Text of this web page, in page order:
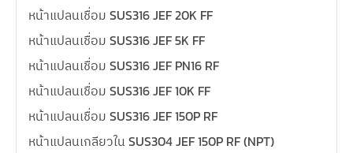
หน้าแปลนเชื่อม SUS316 JEF 20K FF
หน้าแปลนเชื่อม SUS316 JEF 5K FF
หน้าแปลนเชื่อม SUS316 JEF PN16 RF
หน้าแปลนเชื่อม SUS316 JEF 10K FF
หน้าแปลนเชื่อม SUS316 JEF 150P RF
หน้าแปลนเกลียวใน SUS304 JEF 150P RF (NPT)